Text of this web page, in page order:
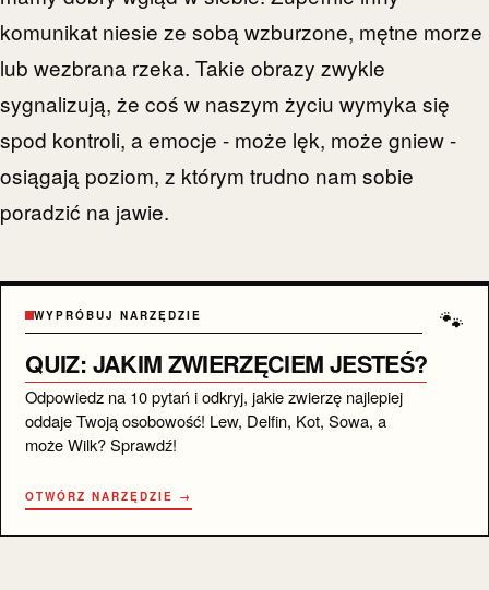
komunikat niesie ze sobą wzburzone, mętne morze
lub wezbrana rzeka. Takie obrazy zwykle
sygnalizują, że coś w naszym życiu wymyka się
spod kontroli, a emocje - może lęk, może gniew -
osiągają poziom, z którym trudno nam sobie
poradzić na jawie.
🐾
WYPRÓBUJ NARZĘDZIE
QUIZ: JAKIM ZWIERZĘCIEM JESTEŚ?
Odpowiedz na 10 pytań i odkryj, jakie zwierzę najlepiej
oddaje Twoją osobowość! Lew, Delfin, Kot, Sowa, a
może Wilk? Sprawdź!
OTWÓRZ NARZĘDZIE →